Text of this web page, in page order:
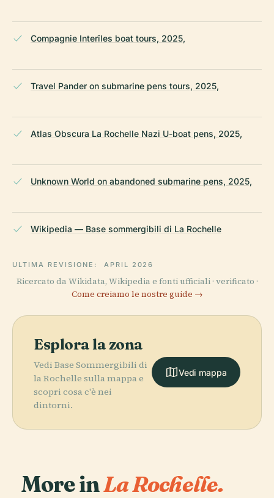
Compagnie Interîles boat tours, 2025,
Travel Pander on submarine pens tours, 2025,
Atlas Obscura La Rochelle Nazi U-boat pens, 2025,
Unknown World on abandoned submarine pens, 2025,
Wikipedia — Base sommergibili di La Rochelle
ULTIMA REVISIONE: APRIL 2026
Ricercato da Wikidata, Wikipedia e fonti ufficiali · verificato ·
Come creiamo le nostre guide →
Esplora la zona
Vedi Base Sommergibili di
la Rochelle sulla mappa e
scopri cosa c'è nei
dintorni.
Vedi mappa
More inLa Rochelle.